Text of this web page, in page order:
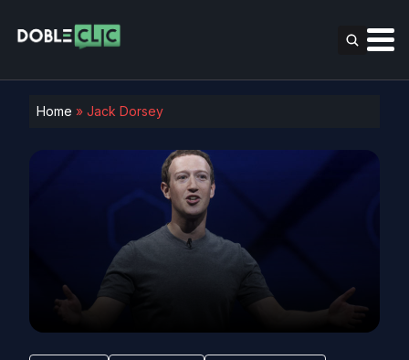
Home » Jack Dorsey